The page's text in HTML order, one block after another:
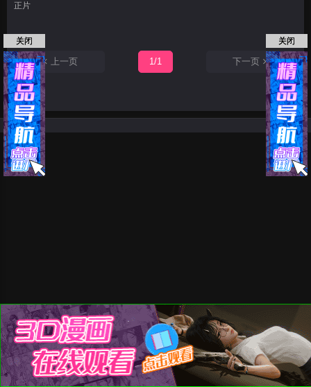
正片
上一页 1/1 下一页
关闭 关闭